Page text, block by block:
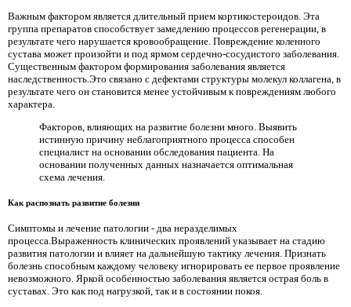
Важным фактором является длительный прием кортикостероидов. Эта
группа препаратов способствует замедлению процессов регенерации, в
результате чего нарушается кровообращение. Повреждение коленного
сустава может произойти и под ярмом сердечно-сосудистого заболевания.
Существенным фактором формирования заболевания является
наследственность.Это связано с дефектами структуры молекул коллагена, в
результате чего он становится менее устойчивым к повреждениям любого
характера.
Факторов, влияющих на развитие болезни много. Выявить
истинную причину неблагоприятного процесса способен
специалист на основании обследования пациента. На
основании полученных данных назначается оптимальная
схема лечения.
Как распознать развитие болезни
Симптомы и лечение патологии - два неразделимых
процесса.Выраженность клинических проявлений указывает на стадию
развития патологии и влияет на дальнейшую тактику лечения. Признать
болезнь способным каждому человеку игнорировать ее первое проявление
невозможного. Яркой особенностью заболевания является острая боль в
суставах. Это как под нагрузкой, так и в состоянии покоя.